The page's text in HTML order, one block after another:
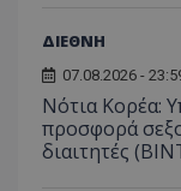
ΔΙΕΘΝΗ
07.08.2026 -
Νότια Κορέα:
προσφορά
διαιτητές